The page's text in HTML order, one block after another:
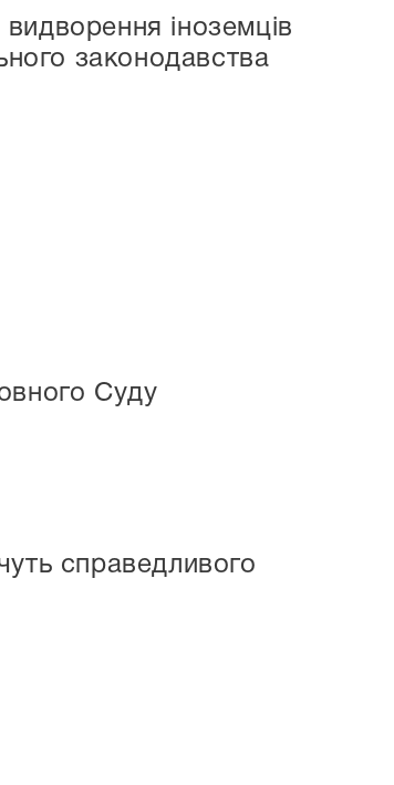
іноземців
законодавства
Суду
справедливого